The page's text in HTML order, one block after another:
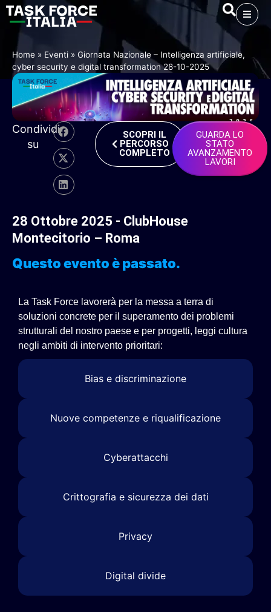
Home » Eventi » Giornata Nazionale – Intelligenza artificiale,
cyber security e digital transformation 28-10-2025
Condividi
su
SCOPRI IL
PERCORSO
COMPLETO
GUARDA LO
STATO
AVANZAMENTO
LAVORI
28 Ottobre 2025 - ClubHouse
Montecitorio – Roma
Questo evento è passato.
La Task Force lavorerà per la messa a terra di
soluzioni concrete per il superamento dei problemi
strutturali del nostro paese e per progetti, leggi cultura
negli ambiti di intervento prioritari:
Bias e discriminazione
Nuove competenze e riqualificazione
Cyberattacchi
Crittografia e sicurezza dei dati
Privacy
Digital divide